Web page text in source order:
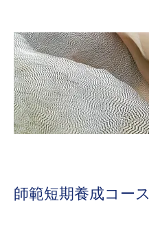
師範短期養成コース